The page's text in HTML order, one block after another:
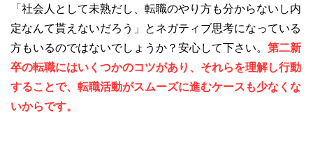
「社会人として未熟だし、転職のやり方も分からないし内
定なんて貰えないだろう」とネガティブ思考になっている
方もいるのではないでしょうか？安心して下さい。 第二新
卒の転職にはいくつかのコツがあり、それらを理解し行動
することで、転職活動がスムーズに進むケースも少なくな
いからです。